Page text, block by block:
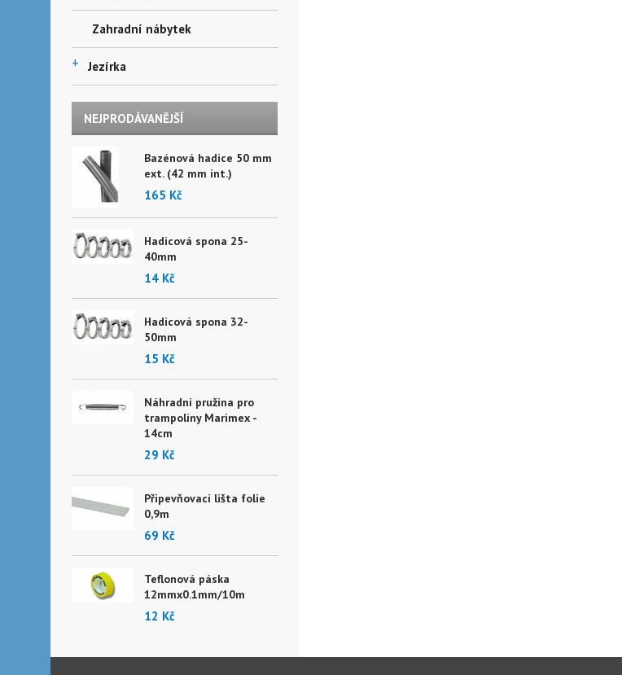
Zahradní nábytek
+ Jezírka
NEJPRODÁVANĚJŠÍ
Bazénová hadice 50 mm
ext. (42 mm int.)
165 Kč
Hadicová spona 25-
40mm
14 Kč
Hadicová spona 32-
50mm
15 Kč
Náhradní pružina pro
trampolíny Marimex -
14cm
29 Kč
Připevňovací lišta folie
0,9m
69 Kč
Teflonová páska
12mmx0.1mm/10m
12 Kč